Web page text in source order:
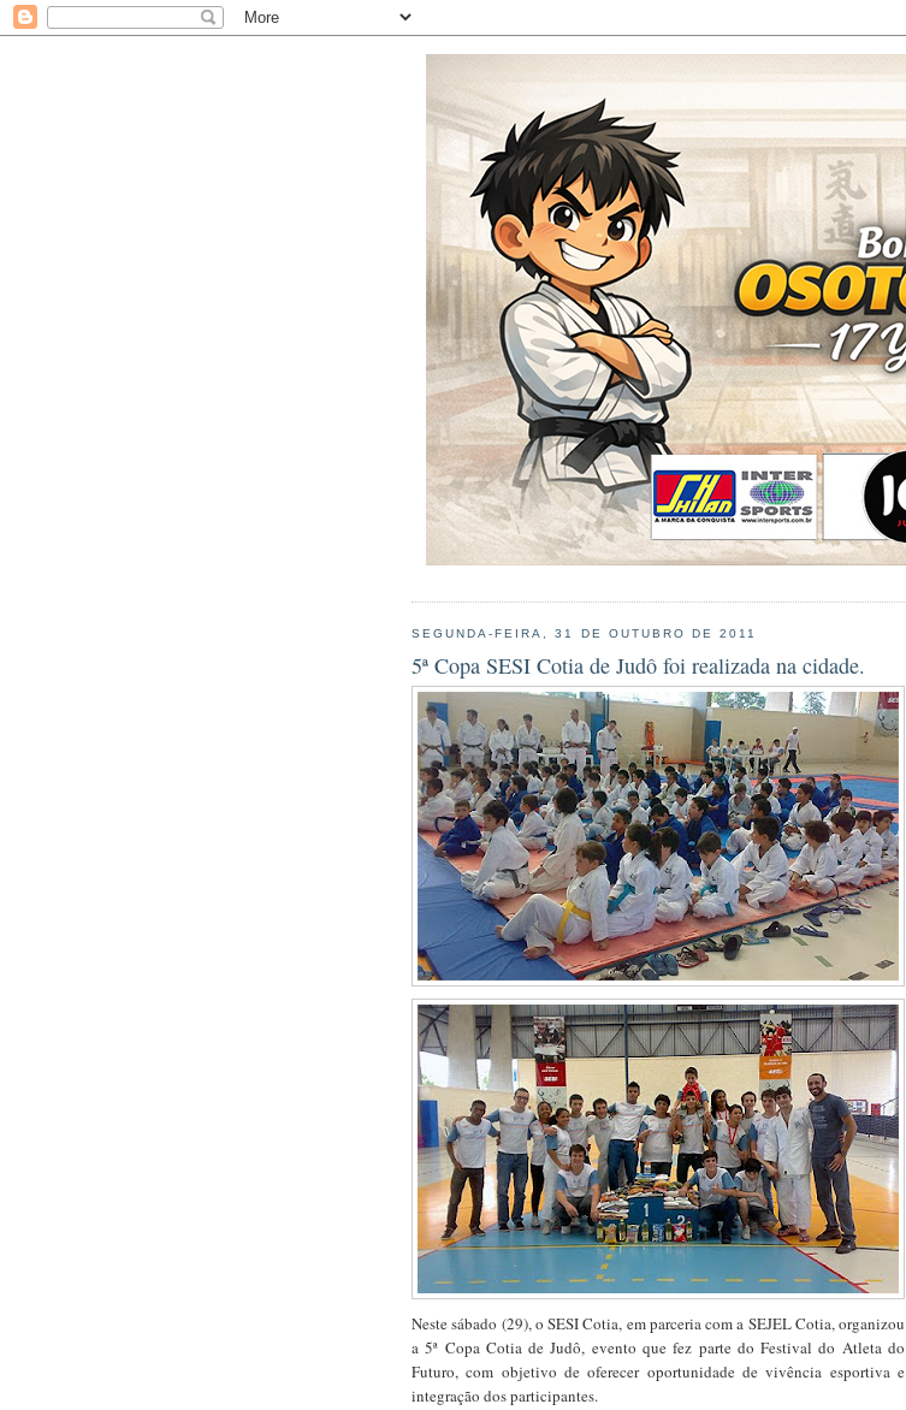
SEGUNDA-FEIRA, 31 DE OUTUBRO DE 2011
5ª Copa SESI Cotia de Judô foi realizada na cidade.
Neste sábado (29), o SESI Cotia, em parceria com a SEJEL Cotia, organizou
a 5ª Copa Cotia de Judô, evento que fez parte do Festival do Atleta do
Futuro, com objetivo de oferecer oportunidade de vivência esportiva e
integração dos participantes.